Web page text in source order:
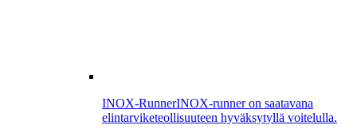
INOX-RunnerINOX-runner on saatavana
elintarviketeollisuuteen hyväksytyllä voitelulla.